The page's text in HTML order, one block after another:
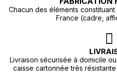
Chacun des éléments
France (cadre,
Livraison sécurisée à domicile
caisse cartonnée très